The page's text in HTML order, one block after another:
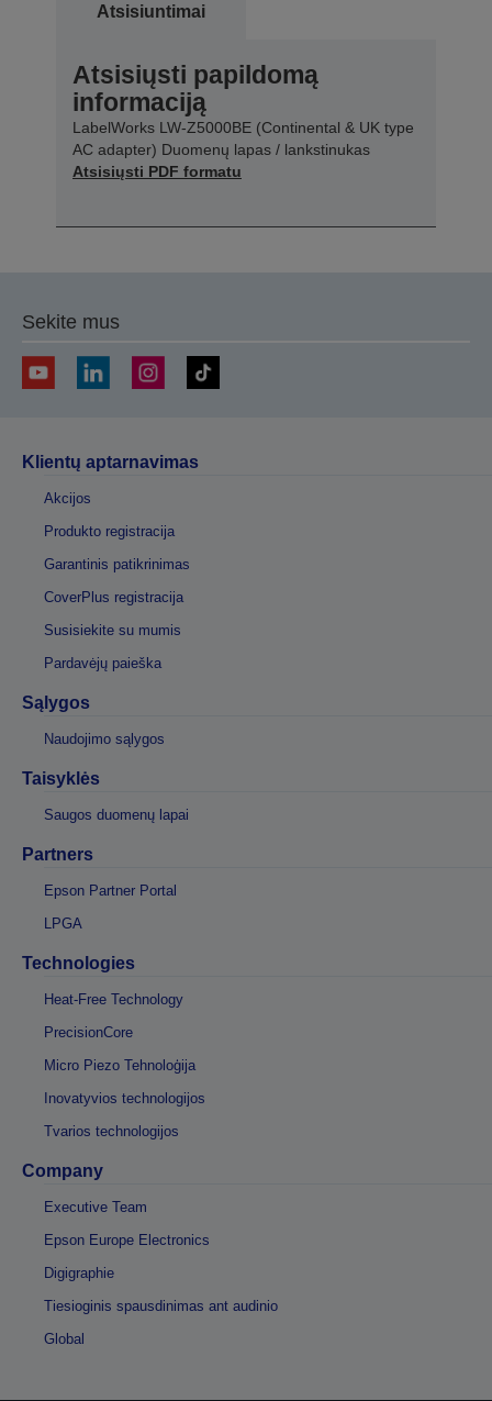
Atsisiuntimai
Atsisiųsti papildomą
informaciją
LabelWorks LW-Z5000BE (Continental & UK type
AC adapter) Duomenų lapas / lankstinukas
Atsisiųsti PDF formatu
Sekite mus
Klientų aptarnavimas
Akcijos
Produkto registracija
Garantinis patikrinimas
CoverPlus registracija
Susisiekite su mumis
Pardavėjų paieška
Sąlygos
Naudojimo sąlygos
Taisyklės
Saugos duomenų lapai
Partners
Epson Partner Portal
LPGA
Technologies
Heat-Free Technology
PrecisionCore
Micro Piezo Tehnoloģija
Inovatyvios technologijos
Tvarios technologijos
Company
Executive Team
Epson Europe Electronics
Digigraphie
Tiesioginis spausdinimas ant audinio
Global